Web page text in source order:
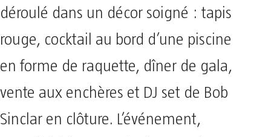
déroulé dans un décor soigné : tapis
rouge, cocktail au bord d’une piscine
en forme de raquette, dîner de gala,
vente aux enchères et DJ set de Bob
Sinclar en clôture. L’événement,